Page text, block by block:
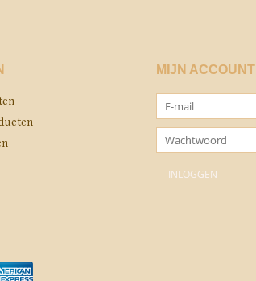
MIJN ACCOUNT